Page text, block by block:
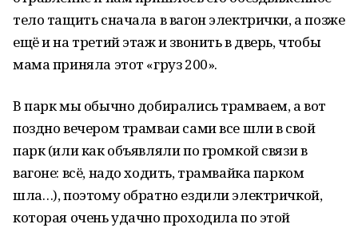
тело тащить сначала в вагон электрички, а позже
ещё и на третий этаж и звонить в дверь, чтобы
мама приняла этот «груз 200».
В парк мы обычно добирались трамваем, а вот
поздно вечером трамваи сами все шли в свой
парк (или как объявляли по громкой связи в
вагоне: всё, надо ходить, трамвайка парком
шла…), поэтому обратно ездили электричкой,
которая очень удачно проходила по этой